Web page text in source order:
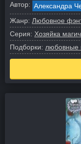
Автор: Александра
Жанр: Любовное
Серия: Хозяйка
Подборки: любовные